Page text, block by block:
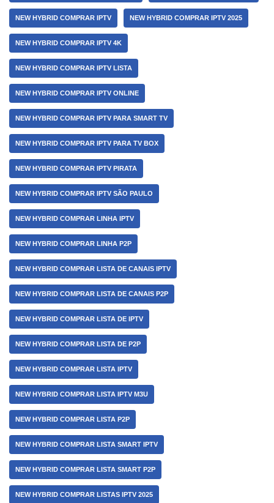
NEW HYBRID COMPRAR IPTV NEW HYBRID COMPRAR IPTV 2025
NEW HYBRID COMPRAR IPTV 4K
NEW HYBRID COMPRAR IPTV LISTA
NEW HYBRID COMPRAR IPTV ONLINE
NEW HYBRID COMPRAR IPTV PARA SMART TV
NEW HYBRID COMPRAR IPTV PARA TV BOX
NEW HYBRID COMPRAR IPTV PIRATA
NEW HYBRID COMPRAR IPTV SÃO PAULO
NEW HYBRID COMPRAR LINHA IPTV
NEW HYBRID COMPRAR LINHA P2P
NEW HYBRID COMPRAR LISTA DE CANAIS IPTV
NEW HYBRID COMPRAR LISTA DE CANAIS P2P
NEW HYBRID COMPRAR LISTA DE IPTV
NEW HYBRID COMPRAR LISTA DE P2P
NEW HYBRID COMPRAR LISTA IPTV
NEW HYBRID COMPRAR LISTA IPTV M3U
NEW HYBRID COMPRAR LISTA P2P
NEW HYBRID COMPRAR LISTA SMART IPTV
NEW HYBRID COMPRAR LISTA SMART P2P
NEW HYBRID COMPRAR LISTAS IPTV 2025